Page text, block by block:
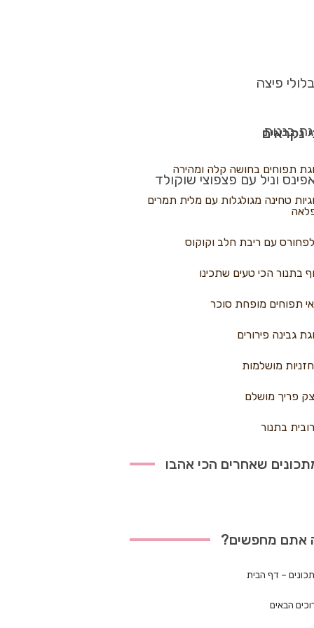
פיצה
בננות
וניל עם פצפוצי שוקולד
נקראים
תפוחים בחושה קלה ומהירה
טחינה מגולגלות עם מלית תמרים
עם ריבת חלב וקוקוס
בתנור הכי טעים שתכינו
תפוחים מופחת סוכר
גבינה פירורים
מושלמות
פריך מושלם
בתנור
שאחרים הכי אהבו
אתם מחפשים?
– דף הבית
הבאים